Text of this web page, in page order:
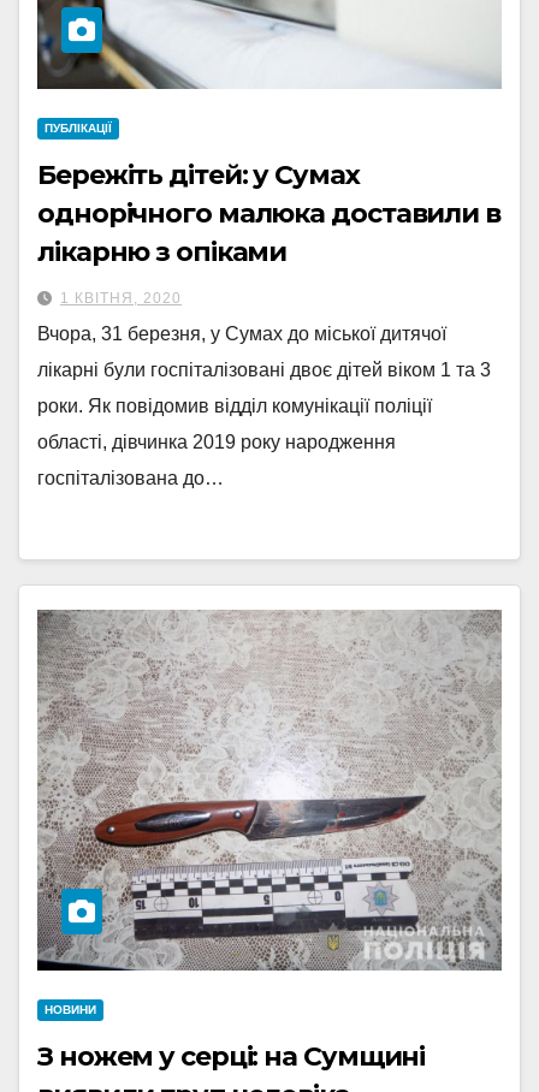
ПУБЛІКАЦІЇ
Бережіть дітей: у Сумах
однорічного малюка доставили в
лікарню з опіками
1 КВІТНЯ, 2020
Вчора, 31 березня, у Сумах до міської дитячої
лікарні були госпіталізовані двоє дітей віком 1 та 3
роки. Як повідомив відділ комунікації поліції
області, дівчинка 2019 року народження
госпіталізована до…
НОВИНИ
З ножем у серці: на Сумщині